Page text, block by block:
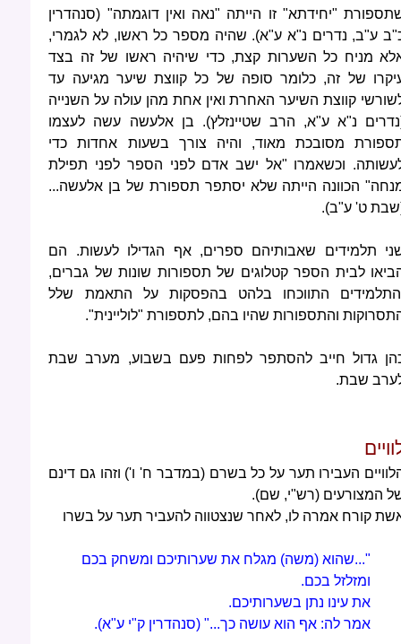
"יחידתא" זו הייתה "נאה ואין דוגמתה" (סנהדרין
ע"ב, נדרים נ"א ע"א). שהיה מספר כל ראשו, לא לגמרי,
מניח כל השערות קצת, כדי שיהיה ראשו של זה בצד
של זה, כלומר סופה של כל קווצת שיער מגיעה עד
קווצת השיער האחרת ואין אחת מהן עולה על השנייה
נ"א ע"א, הרב שטיינזלץ). בן אלעשה עשה לעצמו
מסובכת מאוד, והיה צורך בשעות אחדות כדי
וכשאמרו "אל ישב אדם לפני הספר לפני תפילת
הכוונה הייתה שלא יסתפר תספורת של בן אלעשה...
ט' ע"ב).
תלמידים שאבותיהם ספרים, אף הגדילו לעשות. הם
לבית הספר קטלוגים של תספורות שונות של גברים,
התווכחו בלהט בהפסקות על התאמת שלל
והתספורות שהיו בהם, לתספורת "לוליינית".
גדול חייב להסתפר לפחות פעם בשבוע, מערב שבת
שבת.
העבירו תער על כל בשרם (במדבר ח' ו') וזהו גם דינם
המצורעים (רש"י, שם).
קורח אמרה לו, לאחר שנצטווה להעביר תער על בשרו
"...שהוא (משה) מגלח את שערותיכם ומשחק בכם
ומזלזל בכם.
את עינו נתן בשערותיכם.
אמר לה: אף הוא עושה כך..." (סנהדרין ק"י ע"א).